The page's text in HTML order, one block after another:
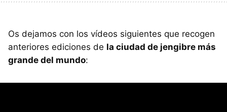
Os dejamos con los vídeos siguientes que recogen
anteriores ediciones de la ciudad de jengibre más
grande del mundo: